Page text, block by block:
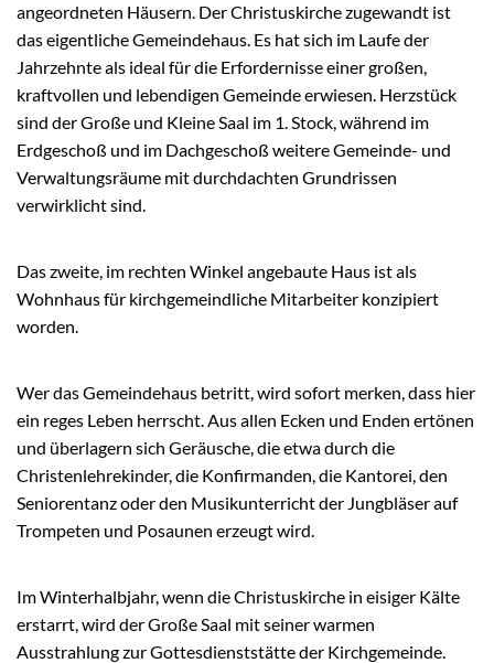
angeordneten Häusern. Der Christuskirche zugewandt ist
das eigentliche Gemeindehaus. Es hat sich im Laufe der
Jahrzehnte als ideal für die Erfordernisse einer großen,
kraftvollen und lebendigen Gemeinde erwiesen. Herzstück
sind der Große und Kleine Saal im 1. Stock, während im
Erdgeschoß und im Dachgeschoß weitere Gemeinde- und
Verwaltungsräume mit durchdachten Grundrissen
verwirklicht sind.
Das zweite, im rechten Winkel angebaute Haus ist als
Wohnhaus für kirchgemeindliche Mitarbeiter konzipiert
worden.
Wer das Gemeindehaus betritt, wird sofort merken, dass hier
ein reges Leben herrscht. Aus allen Ecken und Enden ertönen
und überlagern sich Geräusche, die etwa durch die
Christenlehrekinder, die Konfirmanden, die Kantorei, den
Seniorentanz oder den Musikunterricht der Jungbläser auf
Trompeten und Posaunen erzeugt wird.
Im Winterhalbjahr, wenn die Christuskirche in eisiger Kälte
erstarrt, wird der Große Saal mit seiner warmen
Ausstrahlung zur Gottesdienststätte der Kirchgemeinde.